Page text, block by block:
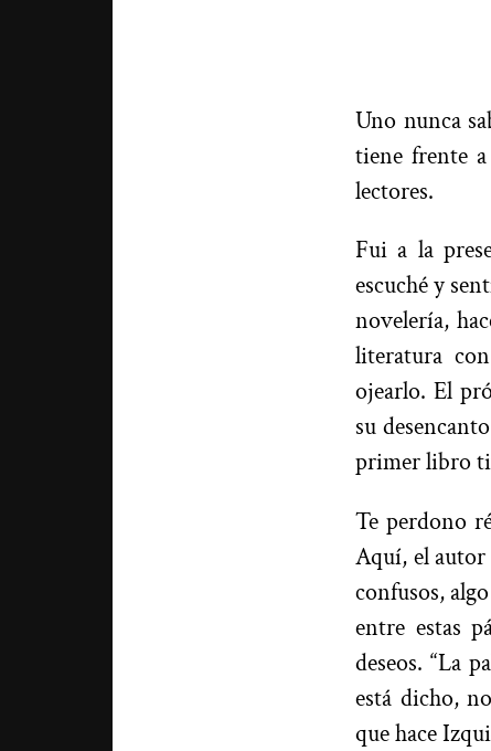
Uno nunca
tiene frente
lectores.
Fui a la
escuché y
novelería,
literatura
ojearlo. El
su
primer libro
Te perdono
Aquí, el autor
confusos,
entre estas
deseos. “La
está dicho,
que hace